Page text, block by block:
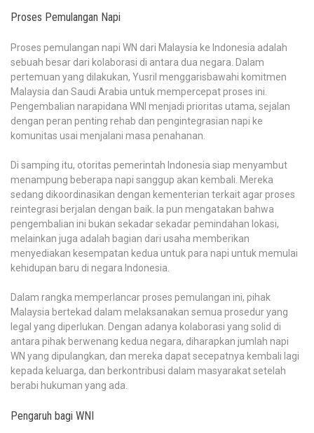
Proses Pemulangan Napi
Proses pemulangan napi WN dari Malaysia ke Indonesia adalah
sebuah besar dari kolaborasi di antara dua negara. Dalam
pertemuan yang dilakukan, Yusril menggarisbawahi komitmen
Malaysia dan Saudi Arabia untuk mempercepat proses ini.
Pengembalian narapidana WNI menjadi prioritas utama, sejalan
dengan peran penting rehab dan pengintegrasian napi ke
komunitas usai menjalani masa penahanan.
Di samping itu, otoritas pemerintah Indonesia siap menyambut
menampung beberapa napi sanggup akan kembali. Mereka
sedang dikoordinasikan dengan kementerian terkait agar proses
reintegrasi berjalan dengan baik. Ia pun mengatakan bahwa
pengembalian ini bukan sekadar sekadar pemindahan lokasi,
melainkan juga adalah bagian dari usaha memberikan
menyediakan kesempatan kedua untuk para napi untuk memulai
kehidupan baru di negara Indonesia.
Dalam rangka memperlancar proses pemulangan ini, pihak
Malaysia bertekad dalam melaksanakan semua prosedur yang
legal yang diperlukan. Dengan adanya kolaborasi yang solid di
antara pihak berwenang kedua negara, diharapkan jumlah napi
WN yang dipulangkan, dan mereka dapat secepatnya kembali lagi
kepada keluarga, dan berkontribusi dalam masyarakat setelah
berabi hukuman yang ada.
Pengaruh bagi WNI